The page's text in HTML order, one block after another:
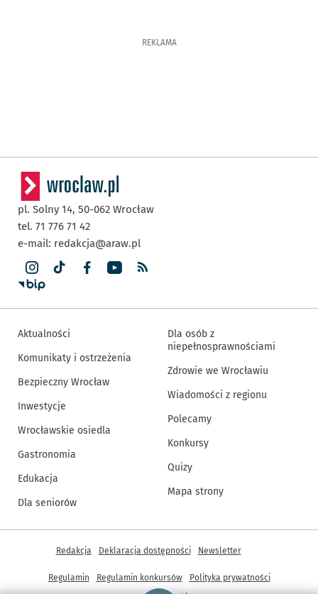
REKLAMA
pl. Solny 14, 50-062 Wrocław
tel. 71 776 71 42
e-mail: redakcja@araw.pl
Aktualności
Komunikaty i ostrzeżenia
Bezpieczny Wrocław
Inwestycje
Wrocławskie osiedla
Gastronomia
Edukacja
Dla seniorów
Dla osób z
niepełnosprawnościami
Zdrowie we Wrocławiu
Wiadomości z regionu
Polecamy
Konkursy
Quizy
Mapa strony
Inne informacje
Redakcja Deklaracja dostępności Newsletter
Regulamin Regulamin konkursów
Polityka prywatności